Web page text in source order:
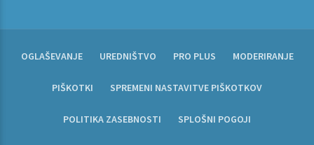
OGLAŠEVANJE UREDNIŠTVO PRO PLUS MODERIRANJE
PIŠKOTKI SPREMENI NASTAVITVE PIŠKOTKOV
POLITIKA ZASEBNOSTI SPLOŠNI POGOJI